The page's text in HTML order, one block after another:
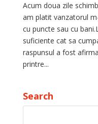
Acum doua zile
am platit vanzatorul
cu puncte sau cu
suficiente cat sa
raspunsul a fost
printre...
Search